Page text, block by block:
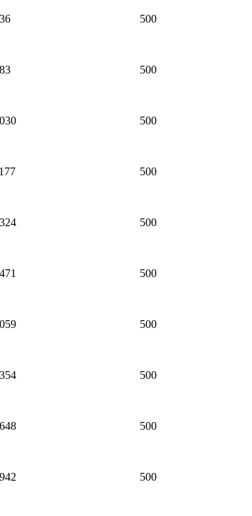
500
500
500
500
500
500
500
500
500
500